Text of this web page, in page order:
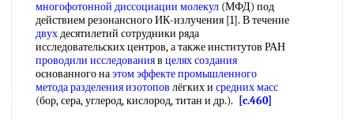
многофотонной диссоциации молекул (МФД) под
действием резонансного ИК-излучения [1]. В течение
двухдесятилетий сотрудники ряда
исследовательских центров, а также институтов РАН
проводили исследованияв целях создания
основанного наэтом эффектепромышленного
метода разделения изотопов лёгких и средних масс
(бор, сера, углерод, кислород, титан и др.).
[c.460]